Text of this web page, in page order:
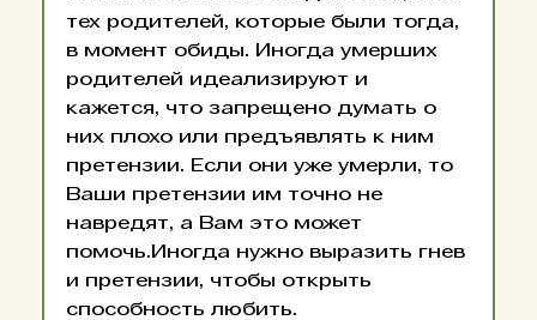
тех родителей, которые были тогда,
в момент обиды. Иногда умерших
родителей идеализируют и
кажется, что запрещено думать о
них плохо или предъявлять к ним
претензии. Если они уже умерли, то
Ваши претензии им точно не
навредят, а Вам это может
помочь.Иногда нужно выразить гнев
и претензии, чтобы открыть
способность любить.